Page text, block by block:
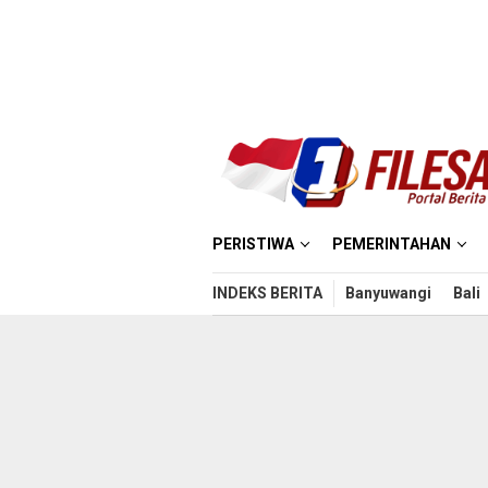
PERISTIWA PEMERINTAHAN
INDEKS BERITA Banyuwangi Bali